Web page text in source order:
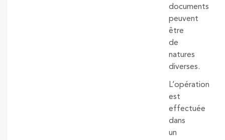
documents
peuvent
être
de
natures
diverses.
L’opération
est
effectuée
dans
un